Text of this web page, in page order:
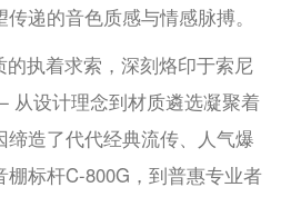
递的音色质感与情感脉搏。
执着求索，深刻烙印于索尼
设计理念到材质遴选凝聚着
造了代代经典流传、人气爆
标杆C-800G，到普惠专业者